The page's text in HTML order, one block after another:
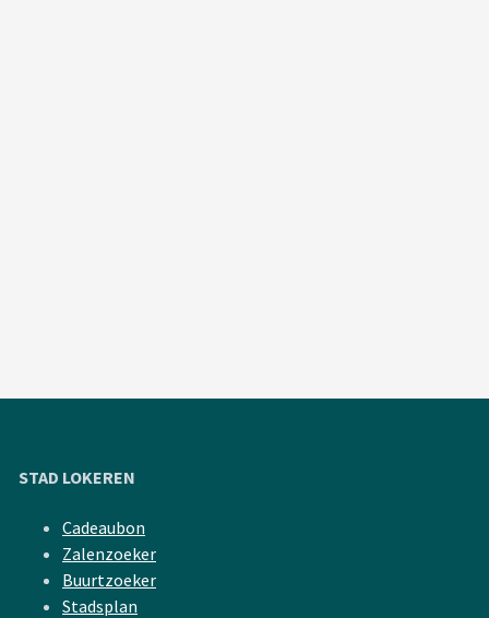
STAD LOKEREN
Cadeaubon
Zalenzoeker
Buurtzoeker
Stadsplan